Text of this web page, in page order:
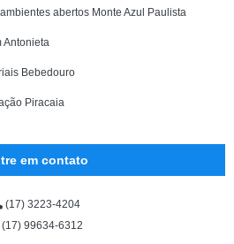
abertos Monte Azul Paulista
Antonieta
Bebedouro
Piracaia
em contato
(17) 3223-4204
(17) 99634-6312